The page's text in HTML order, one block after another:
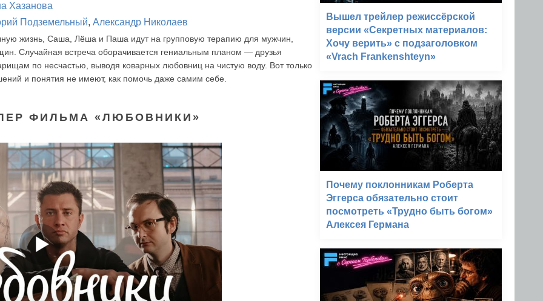
Хазанова
Подземельный, Александр Николаев
жизнь, Саша, Лёша и Паша идут на групповую терапию для мужчин,
Случайная встреча оборачивается гениальным планом — друзья
по несчастью, выводя коварных любовниц на чистую воду. Вот только
и понятия не имеют, как помочь даже самим себе.
ФИЛЬМА «ЛЮБОВНИКИ»
Вышел трейлер режиссёрской
версии «Секретных материалов:
Хочу верить» с подзаголовком
«Vrach Frankenshteyn»
Почему поклонникам Роберта
Эггерса обязательно стоит
посмотреть «Трудно быть богом»
Алексея Германа